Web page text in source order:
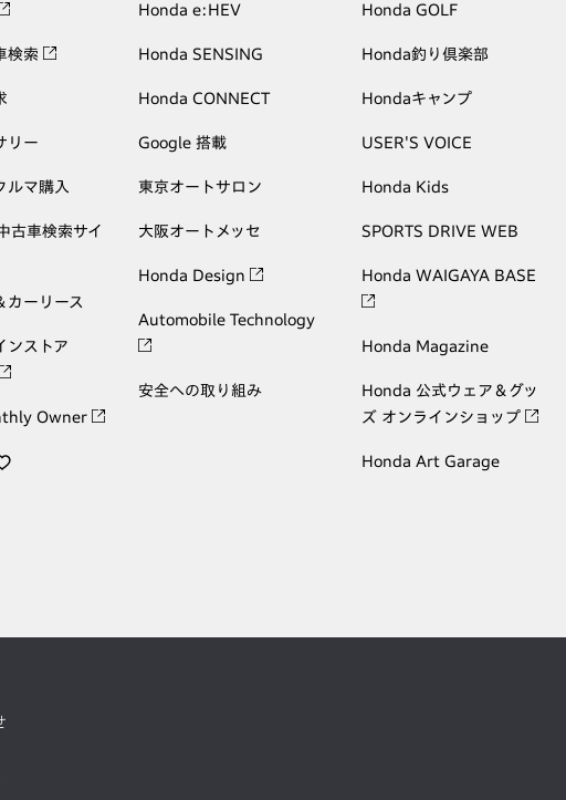
検索
リー
ルマ購入
古車検索サイ
カーリース
ンストア
Owner
Honda e:HEV
Honda SENSING
Honda CONNECT
Google 搭載
東京オートサロン
大阪オートメッセ
Honda Design
Automobile Technology
安全への取り組み
Honda GOLF
Honda釣り倶楽部
Hondaキャンプ
USER'S VOICE
Honda Kids
SPORTS DRIVE WEB
Honda WAIGAYA BASE
Honda Magazine
Honda 公式ウェア＆グッ
ズ オンラインショップ
Honda Art Garage